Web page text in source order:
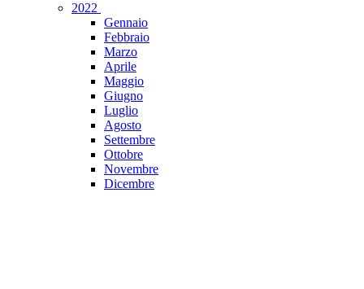
2022
Gennaio
Febbraio
Marzo
Aprile
Maggio
Giugno
Luglio
Agosto
Settembre
Ottobre
Novembre
Dicembre